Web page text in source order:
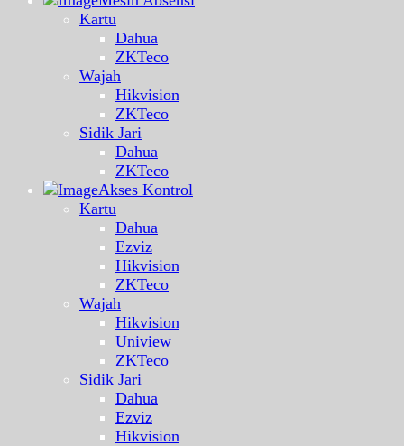
Kartu
Dahua
ZKTeco
Wajah
Hikvision
ZKTeco
Sidik Jari
Dahua
ZKTeco
Akses Kontrol
Kartu
Dahua
Ezviz
Hikvision
ZKTeco
Wajah
Hikvision
Uniview
ZKTeco
Sidik Jari
Dahua
Ezviz
Hikvision